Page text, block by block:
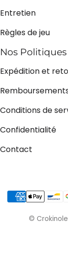
Entretien
Règles de jeu
Nos Politiques
Expédition et
Conditions de
Confidentialité
Contact
Méthodes de
©